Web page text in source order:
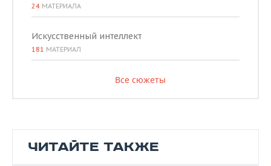
24 МАТЕРИАЛА
Искусственный интеллект
181 МАТЕРИАЛ
Все сюжеты
ЧИТАЙТЕ ТАКЖЕ